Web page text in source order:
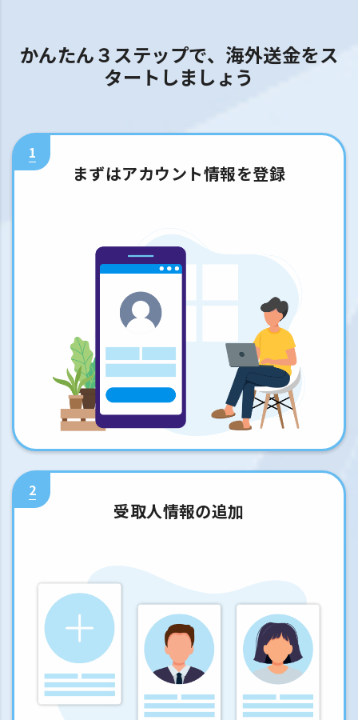
かんたん３ステップで、海外送金をス
タートしましょう
1
まずはアカウント情報を登録
2
受取人情報の追加